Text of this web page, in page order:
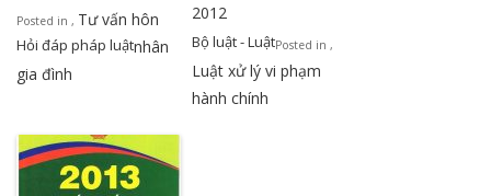
Posted in
Hỏi đáp pháp luật
, Tư vấn hôn
nhân
gia đình
2012
Posted in
Bộ luật - Luật ,
Luật xử lý vi phạm
hành chính